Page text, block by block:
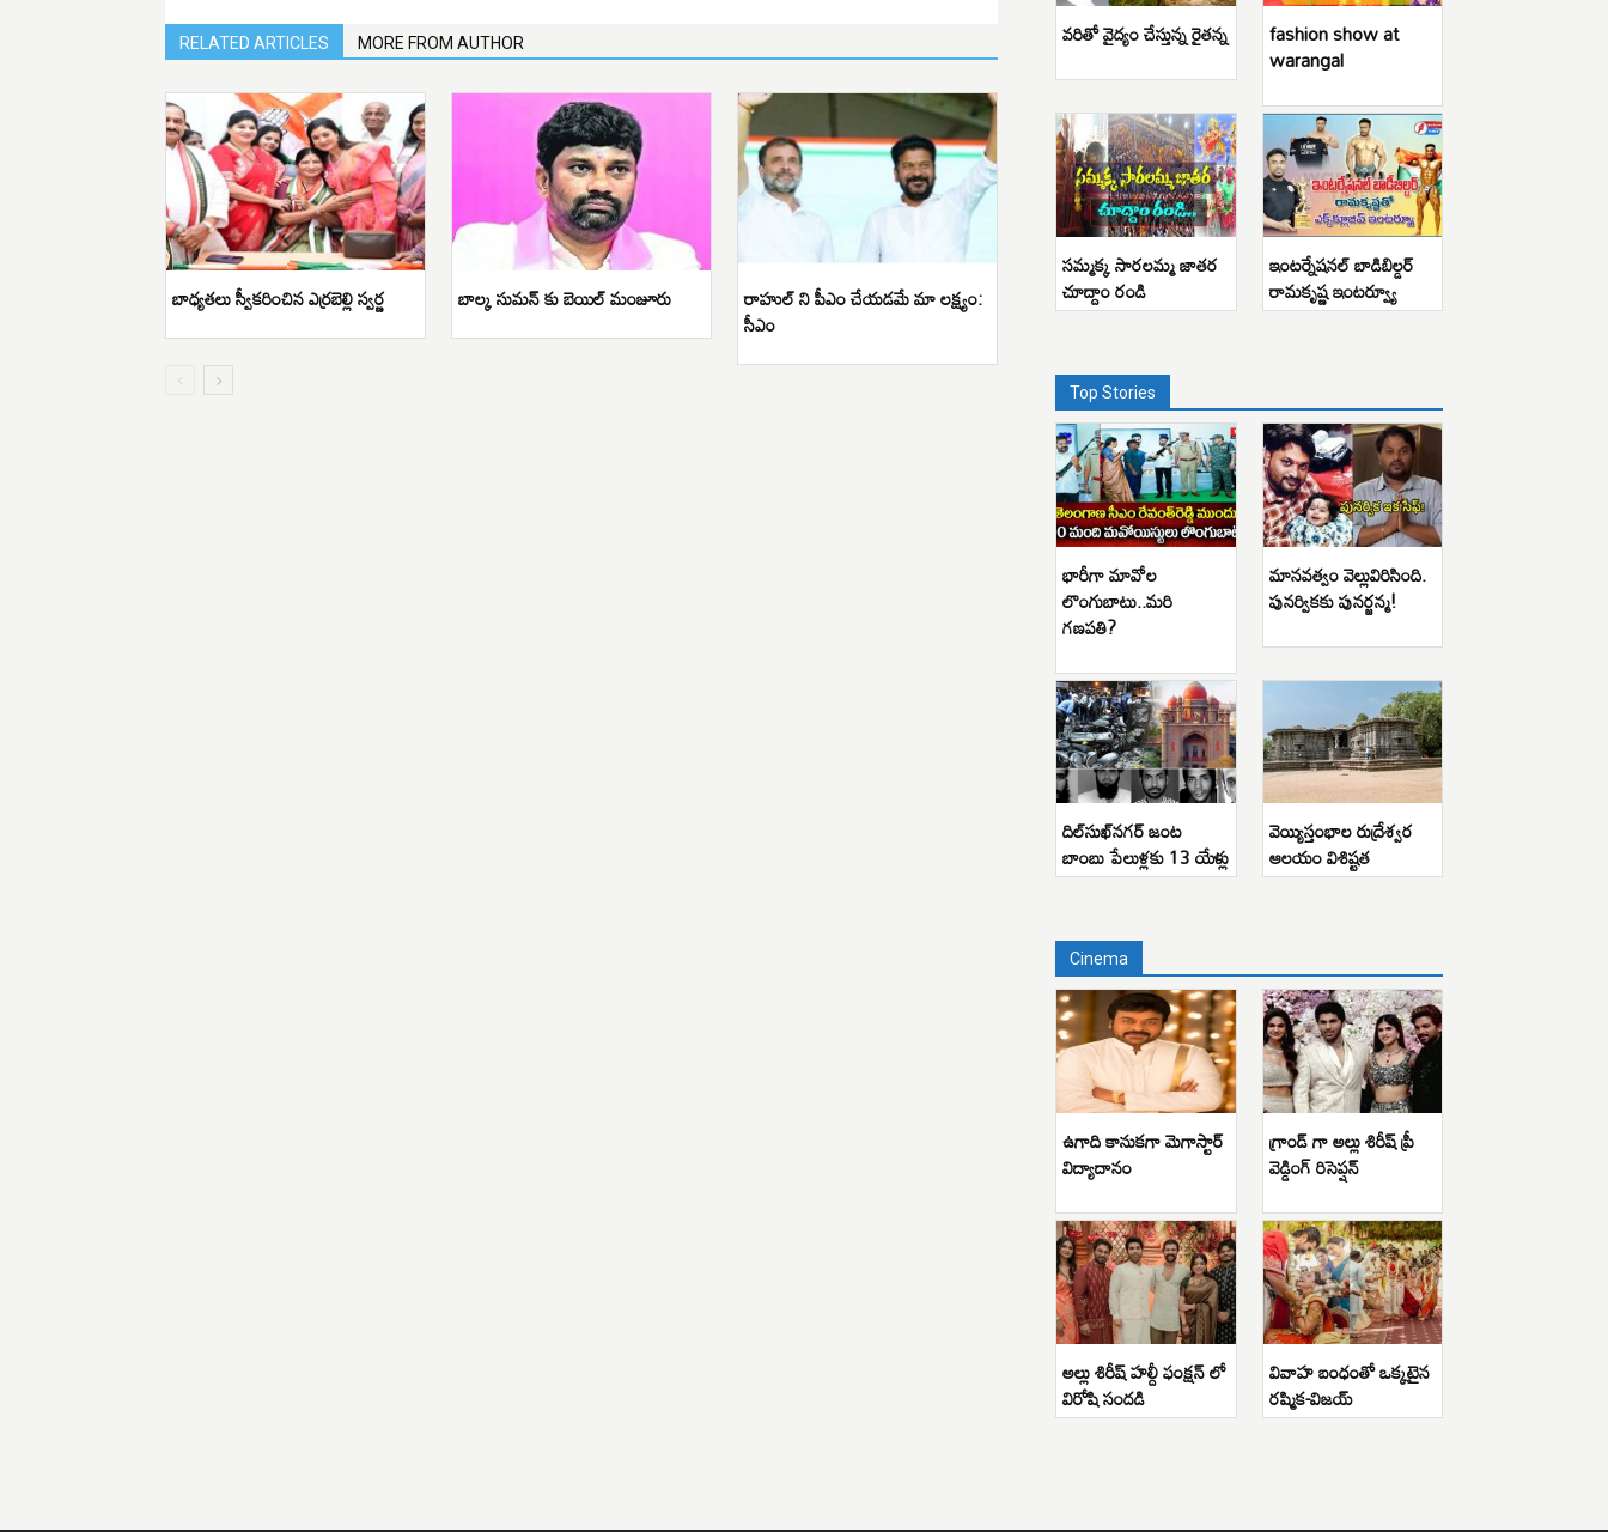
RELATED ARTICLES MORE FROM AUTHOR
బాధ్యతలు స్వీకరించిన ఎర్రబెల్లి స్వర్ణ బాల్క సుమన్ కు బెయిల్ మంజూరు రాహుల్ ని పీఎం చేయడమే మా లక్ష్యం:
సీఎం
వరితో వైద్యం చేస్తున్న రైతన్న fashion show at
warangal
సమ్మక్క సారలమ్మ జాతర
చూద్దాం రండి
ఇంటర్నేషనల్ బాడిబిల్డర్
రామకృష్ణ ఇంటర్వ్యూ
Top Stories
భారీగా మావోల
లొంగుబాటు..మరి
గణపతి?
మానవత్వం వెల్లువిరిసింది.
పునర్వికకు పునర్జన్మ!
దిల్‌సుఖ్‌నగర్ జంట
బాంబు పేలుళ్లకు 13 యేళ్లు
వెయ్యిస్తంభాల రుద్రేశ్వర
ఆలయం విశిష్టత
Cinema
ఉగాది కానుకగా మెగాస్టార్
విద్యాదానం
గ్రాండ్ గా అల్లు శిరీష్ ప్రీ
వెడ్డింగ్ రిసెప్షన్
అల్లు శిరీష్ హల్దీ ఫంక్షన్ లో
విరోషి సందడి
వివాహ బంధంతో ఒక్కటైన
రష్మిక-విజయ్